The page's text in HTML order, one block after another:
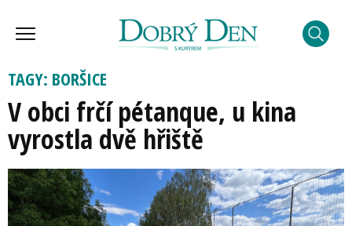
TAGY: BORŠICE
V obci frčí pétanque, u kina
vyrostla dvě hřiště